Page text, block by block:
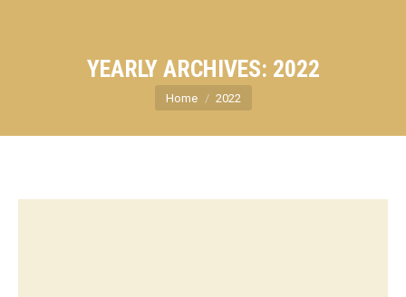
YEARLY ARCHIVES: 2022
You are here:
Home 2022